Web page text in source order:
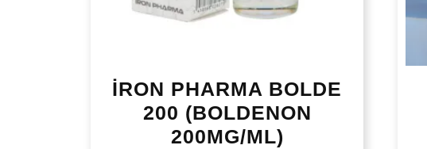
İRON PHARMA BOLDE
200 (BOLDENON
200MG/ML)